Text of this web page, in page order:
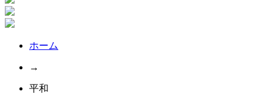
ホーム
→
平和